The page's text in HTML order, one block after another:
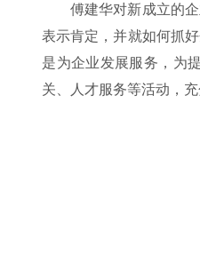
傅建华对新成立的
表示肯定，并就如何抓
是为企业发展服务，为
关、人才服务等活动，